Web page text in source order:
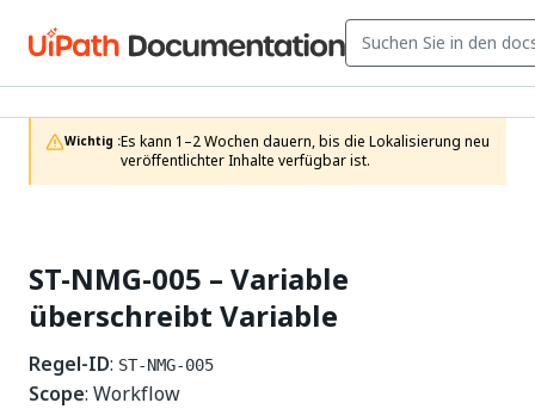
Wichtig :Es kann 1–2 Wochen dauern, bis die Lokalisierung neu
veröffentlichter Inhalte verfügbar ist.
ST-NMG-005 – Variable
überschreibt Variable
Regel-ID: ST-NMG-005
Scope: Workflow